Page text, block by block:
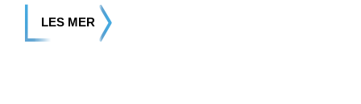
LES MER